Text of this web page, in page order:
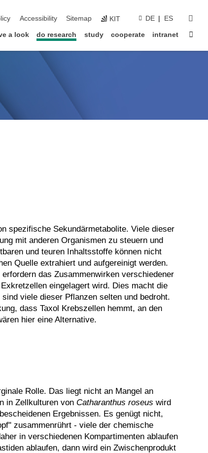
Accessibility Sitemap KIT DE ES
a look do research study cooperate intranet
spezifische Sekundärmetabolite. Viele dieser
mit anderen Organismen zu steuern und
und teuren Inhaltsstoffe können nicht
Quelle extrahiert und aufgereinigt werden.
das Zusammenwirken verschiedener
eingelagert wird. Dies macht die
viele dieser Pflanzen selten und bedroht.
dass Taxol Krebszellen hemmt, an den
hier eine Alternative.
Rolle. Das liegt nicht an Mangel an
in Zellkulturen von Catharanthus roseus wird
Ergebnissen. Es genügt nicht,
zusammenrührt - viele der chemische
in verschiedenen Kompartimenten ablaufen
ablaufen, dann wird ein Zwischenprodukt